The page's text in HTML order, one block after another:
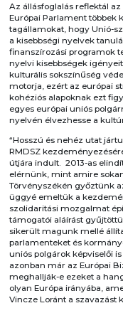
Az állásfoglalás reflektál
Európai Parlament többek
tagállamokat, hogy Unió-
a kisebbségi nyelvek
finanszírozási programok
nyelvi kisebbségek
kulturális sokszínűség
motorja, ezért az európai
kohéziós alapoknak ezt
egyes európai uniós
nyelvén élvezhesse a
“Hosszú és nehéz utat
RMDSZ
útjára indult. 2013-as
elérnünk, mint amire
Törvényszékén győztünk
üggyé emeltük a
szolidaritási mozgalmat
támogatói aláírást
sikerült magunk mellé
parlamenteket és
uniós polgárok képviselői
azonban már az Európai
meghallják-e ezeket a
olyan Európa irányába,
Vincze Loránt a szavazást